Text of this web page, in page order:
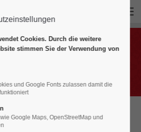
Cookies. Durch die weitere
stimmen Sie der Verwendung von
und Google Fonts zulassen damit die
Google Maps, OpenStreetMap und